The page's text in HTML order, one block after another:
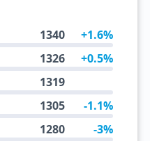
1340 +1.6%
1326 +0.5%
1319
1305 -1.1%
1280 -3%